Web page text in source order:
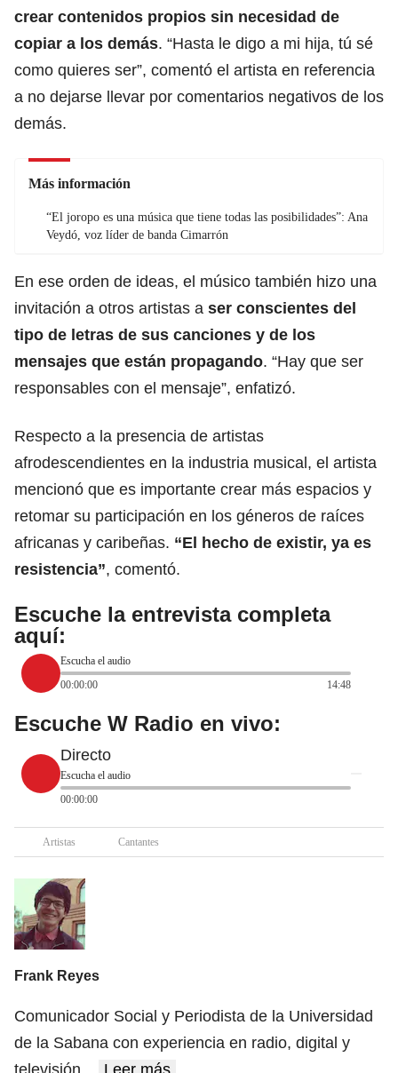
crear contenidos propios sin necesidad de
copiar a los demás. “Hasta le digo a mi hija, tú sé
como quieres ser”, comentó el artista en referencia
a no dejarse llevar por comentarios negativos de los
demás.
Más información
“El joropo es una música que tiene todas las posibilidades”: Ana
Veydó, voz líder de banda Cimarrón
En ese orden de ideas, el músico también hizo una
invitación a otros artistas a ser conscientes del
tipo de letras de sus canciones y de los
mensajes que están propagando. “Hay que ser
responsables con el mensaje”, enfatizó.
Respecto a la presencia de artistas
afrodescendientes en la industria musical, el artista
mencionó que es importante crear más espacios y
retomar su participación en los géneros de raíces
africanas y caribeñas. “El hecho de existir, ya es
resistencia”, comentó.
Escuche la entrevista completa
aquí:
Escucha el audio
00:00:00
14:48
Escuche W Radio en vivo:
Directo
Escucha el audio
00:00:00
Artistas Cantantes
Frank Reyes
Comunicador Social y Periodista de la Universidad
de la Sabana con experiencia en radio, digital y